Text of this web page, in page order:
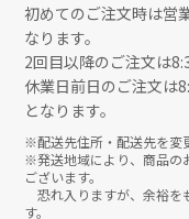
初めてのご注文時は営
なります。
2回目以降のご注文は
休業日前日のご注文は
となります。
※配送先住所・配送先を変
※発送地域により、商品の
ございます。
恐れ入りますが、余裕を
す。